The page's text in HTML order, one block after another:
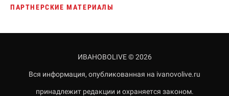
ПАРТНЕРСКИЕ МАТЕРИАЛЫ
ИВАНОВОLIVE © 2026
Вся информация, опубликованная на ivanovolive.ru
принадлежит редакции и охраняется законом.